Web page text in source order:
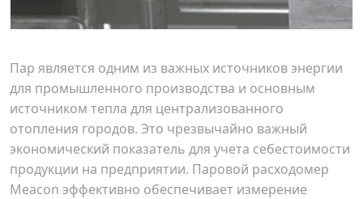
Пар является одним из важных источников энергии
для промышленного производства и основным
источником тепла для централизованного
отопления городов. Это чрезвычайно важный
экономический показатель для учета себестоимости
продукции на предприятии. Паровой расходомер
Meacon эффективно обеспечивает измерение